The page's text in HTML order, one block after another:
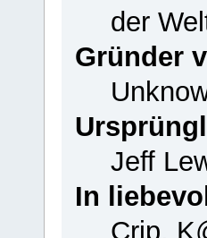
der
Gründer
Jeff
In
Crip,